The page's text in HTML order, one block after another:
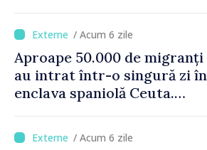
/ Acum 6 zile
Aproape 50.000 de migranți
au intrat într-o singură zi în
enclava spaniolă Ceuta.
Schengen cu Spania
/ Acum 6 zile